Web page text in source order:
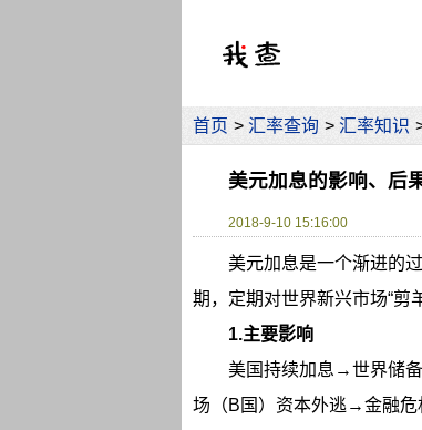
首页 > 汇率查询 > 汇率知识
美元加息的影响、后
2018-9-10 15:16:00
美元加息是一个渐进的
期，定期对世界新兴市场“剪
1.主要影响
美国持续加息→世界储
场（B国）资本外逃→金融危